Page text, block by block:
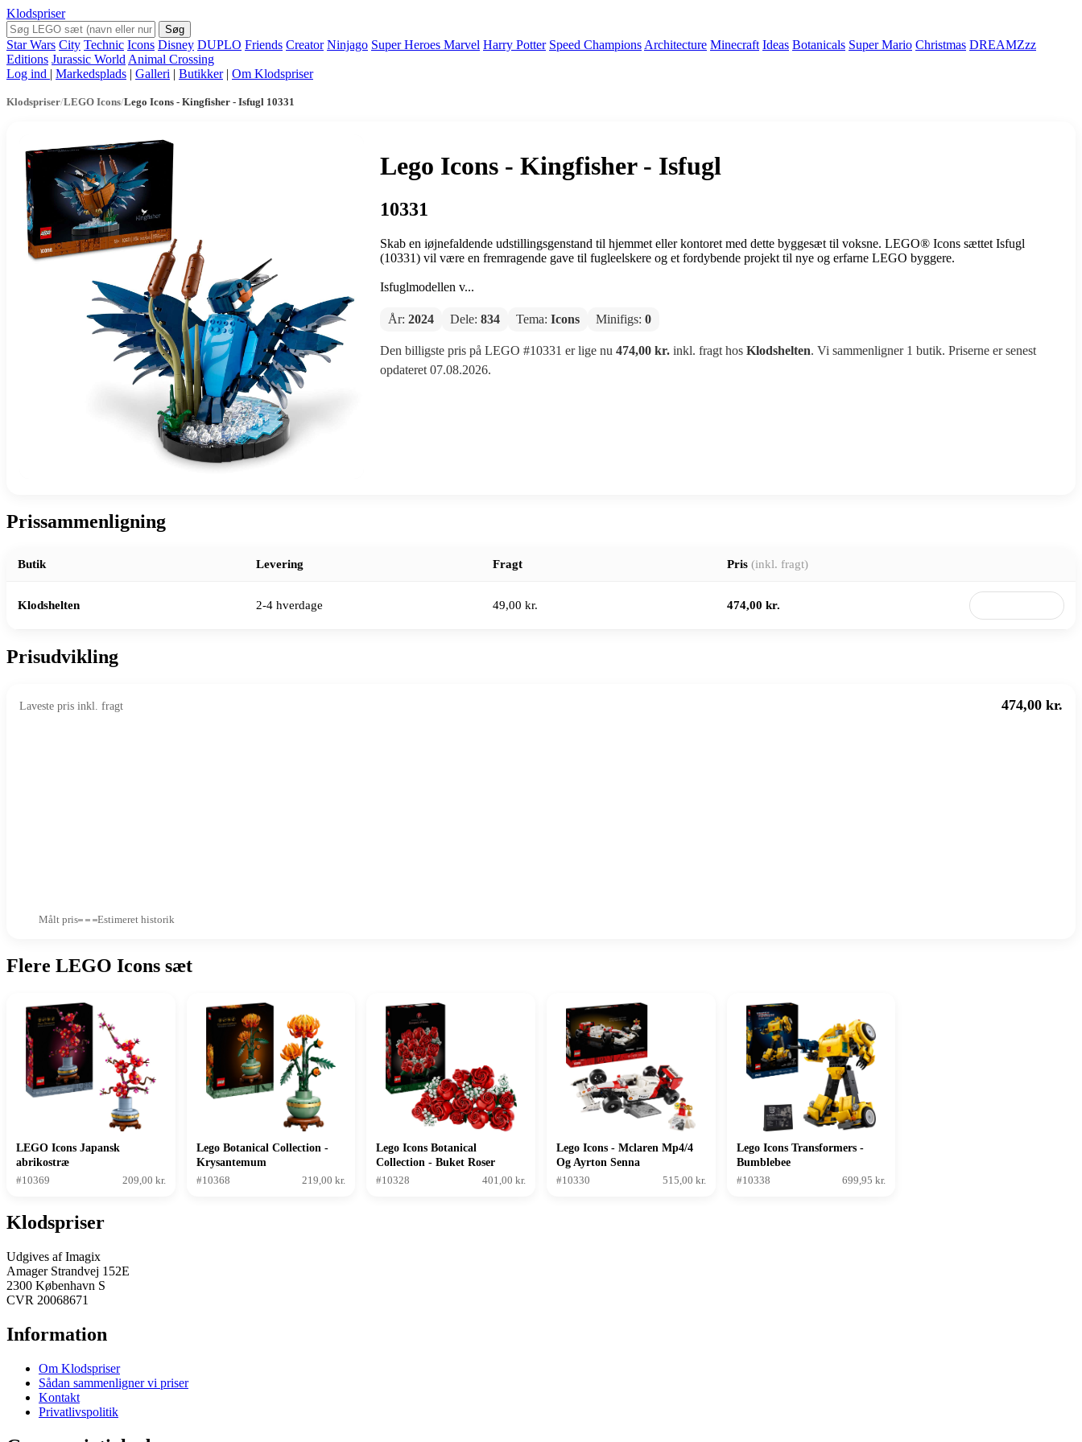
Klodspriser
Søg
Star Wars City Technic Icons Disney DUPLO Friends Creator Ninjago Super Heroes Marvel Harry Potter Speed Champions Architecture Minecraft Ideas Botanicals Super Mario Christmas DREAMZzz
Editions Jurassic World Animal Crossing
Log ind | Markedsplads | Galleri | Butikker | Om Klodspriser
Klodspriser/LEGO Icons/Lego Icons - Kingfisher - Isfugl 10331
Lego Icons - Kingfisher - Isfugl
10331
Skab en iøjnefaldende udstillingsgenstand til hjemmet eller kontoret med dette byggesæt til voksne. LEGO® Icons sættet Isfugl
(10331) vil være en fremragende gave til fugleelskere og et fordybende projekt til nye og erfarne LEGO byggere.
Isfuglmodellen v...
År: 2024 Dele: 834 Tema: Icons Minifigs: 0
Den billigste pris på LEGO #10331 er lige nu 474,00 kr.inkl. fragt hos Klodshelten. Vi sammenligner 1 butik. Priserne er senest
opdateret 07.08.2026.
Prissammenligning
Butik Levering Fragt Pris (inkl. fragt)
Klodshelten 2-4 hverdage 49,00 kr. 474,00 kr.
Prisudvikling
Laveste pris inkl. fragt 474,00 kr.
Målt pris Estimeret historik
Flere LEGO Icons sæt
LEGO Icons Japansk
abrikostræ
#10369
209,00 kr.
Lego Botanical Collection -
Krysantemum
#10368
219,00 kr.
Lego Icons Botanical
Collection - Buket Roser
#10328
401,00 kr.
Lego Icons - Mclaren Mp4/4
Og Ayrton Senna
#10330
515,00 kr.
Lego Icons Transformers -
Bumblebee
#10338
699,95 kr.
Klodspriser
Udgives af Imagix
Amager Strandvej 152E
2300 København S
CVR 20068671
Information
Om Klodspriser
Sådan sammenligner vi priser
Kontakt
Privatlivspolitik